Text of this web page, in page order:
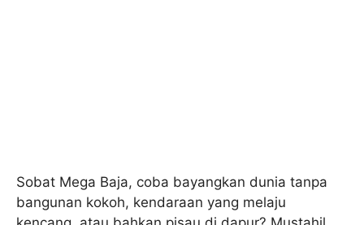
Sobat Mega Baja, coba bayangkan dunia tanpa
bangunan kokoh, kendaraan yang melaju